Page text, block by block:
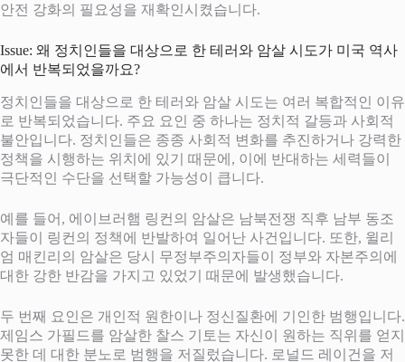
안전 강화의 필요성을 재확인시켰습니다.
Issue: 왜 정치인들을 대상으로 한 테러와 암살 시도가 미국 역사
에서 반복되었을까요?
정치인들을 대상으로 한 테러와 암살 시도는 여러 복합적인 이유
로 반복되었습니다. 주요 요인 중 하나는 정치적 갈등과 사회적
불안입니다. 정치인들은 종종 사회적 변화를 추진하거나 강력한
정책을 시행하는 위치에 있기 때문에, 이에 반대하는 세력들이
극단적인 수단을 선택할 가능성이 큽니다.
예를 들어, 에이브러햄 링컨의 암살은 남북전쟁 직후 남부 동조
자들이 링컨의 정책에 반발하여 일어난 사건입니다. 또한, 윌리
엄 매킨리의 암살은 당시 무정부주의자들이 정부와 자본주의에
대한 강한 반감을 가지고 있었기 때문에 발생했습니다.
두 번째 요인은 개인적 원한이나 정신질환에 기인한 범행입니다.
제임스 가필드를 암살한 찰스 기토는 자신이 원하는 직위를 얻지
못한 데 대한 분노로 범행을 저질렀습니다. 로널드 레이건을 저